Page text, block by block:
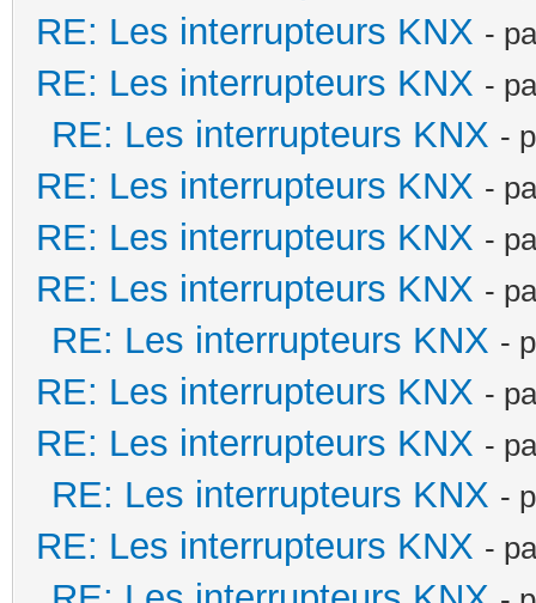
RE: Les interrupteurs KNX -
RE: Les interrupteurs KNX -
RE: Les interrupteurs KNX -
RE: Les interrupteurs KNX -
RE: Les interrupteurs KNX -
RE: Les interrupteurs KNX -
RE: Les interrupteurs KNX -
RE: Les interrupteurs KNX -
RE: Les interrupteurs KNX -
RE: Les interrupteurs KNX -
RE: Les interrupteurs KNX -